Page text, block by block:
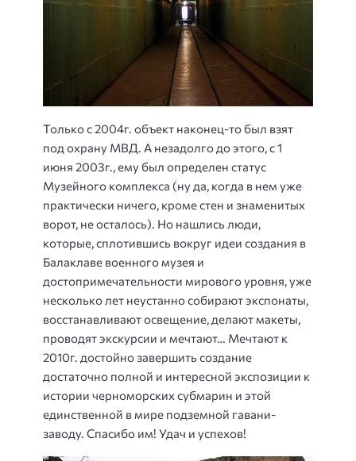
Только с 2004г. объект наконец-то был взят
под охрану МВД. А незадолго до этого, с 1
июня 2003г., ему был определен статус
Музейного комплекса (ну да, когда в нем уже
практически ничего, кроме стен и знаменитых
ворот, не осталось). Но нашлись люди,
которые, сплотившись вокруг идеи создания в
Балаклаве военного музея и
достопримечательности мирового уровня, уже
несколько лет неустанно собирают экспонаты,
восстанавливают освещение, делают макеты,
проводят экскурсии и мечтают… Мечтают к
2010г. достойно завершить создание
достаточно полной и интересной экспозиции к
истории черноморских субмарин и этой
единственной в мире подземной гавани-
заводу. Спасибо им! Удач и успехов!